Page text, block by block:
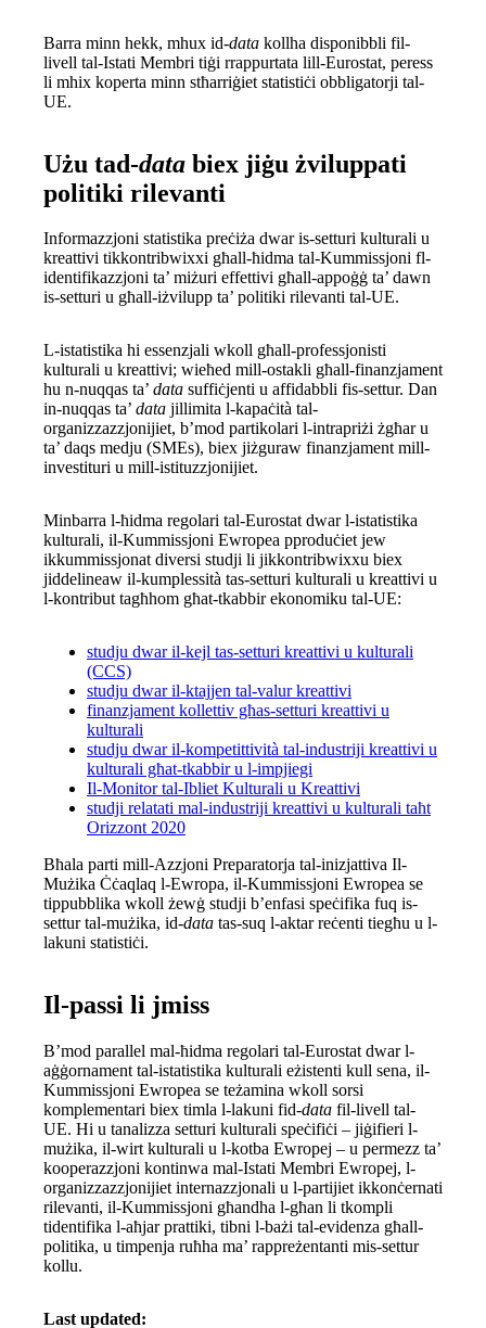
Barra minn hekk, mhux id-data kollha disponibbli fil-
livell tal-Istati Membri tiġi rrappurtata lill-Eurostat, peress
li mhix koperta minn stħarriġiet statistiċi obbligatorji tal-
UE.
Użu tad-data biex jiġu żviluppati
politiki rilevanti
Informazzjoni statistika preċiża dwar is-setturi kulturali u
kreattivi tikkontribwixxi għall-ħidma tal-Kummissjoni fl-
identifikazzjoni ta’ miżuri effettivi għall-appoġġ ta’ dawn
is-setturi u għall-iżvilupp ta’ politiki rilevanti tal-UE.
L-istatistika hi essenzjali wkoll għall-professjonisti
kulturali u kreattivi; wieħed mill-ostakli għall-finanzjament
hu n-nuqqas ta’ data suffiċjenti u affidabbli fis-settur. Dan
in-nuqqas ta’ data jillimita l-kapaċità tal-
organizzazzjonijiet, b’mod partikolari l-intrapriżi żgħar u
ta’ daqs medju (SMEs), biex jiżguraw finanzjament mill-
investituri u mill-istituzzjonijiet.
Minbarra l-ħidma regolari tal-Eurostat dwar l-istatistika
kulturali, il-Kummissjoni Ewropea pproduċiet jew
ikkummissjonat diversi studji li jikkontribwixxu biex
jiddelineaw il-kumplessità tas-setturi kulturali u kreattivi u
l-kontribut tagħhom għat-tkabbir ekonomiku tal-UE:
studju dwar il-kejl tas-setturi kreattivi u kulturali
(CCS)
studju dwar il-ktajjen tal-valur kreattivi
finanzjament kollettiv għas-setturi kreattivi u
kulturali
studju dwar il-kompetittività tal-industriji kreattivi u
kulturali għat-tkabbir u l-impjiegi
Il-Monitor tal-Ibliet Kulturali u Kreattivi
studji relatati mal-industriji kreattivi u kulturali taħt
Orizzont 2020
Bħala parti mill-Azzjoni Preparatorja tal-inizjattiva Il-
Mużika Ċċaqlaq l-Ewropa, il-Kummissjoni Ewropea se
tippubblika wkoll żewġ studji b’enfasi speċifika fuq is-
settur tal-mużika, id-data tas-suq l-aktar reċenti tiegħu u l-
lakuni statistiċi.
Il-passi li jmiss
B’mod parallel mal-ħidma regolari tal-Eurostat dwar l-
aġġornament tal-istatistika kulturali eżistenti kull sena, il-
Kummissjoni Ewropea se teżamina wkoll sorsi
komplementari biex timla l-lakuni fid-data fil-livell tal-
UE. Hi u tanalizza setturi kulturali speċifiċi – jiġifieri l-
mużika, il-wirt kulturali u l-kotba Ewropej – u permezz ta’
kooperazzjoni kontinwa mal-Istati Membri Ewropej, l-
organizzazzjonijiet internazzjonali u l-partijiet ikkonċernati
rilevanti, il-Kummissjoni għandha l-għan li tkompli
tidentifika l-aħjar prattiki, tibni l-bażi tal-evidenza għall-
politika, u timpenja ruħha ma’ rappreżentanti mis-settur
kollu.
Last updated: